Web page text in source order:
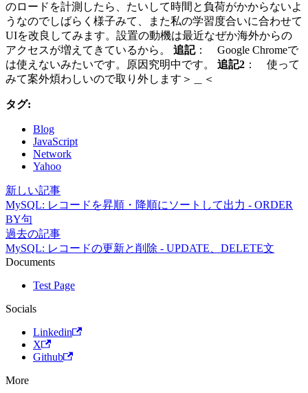
のロードを計測したら、たいして時間と負荷がかからないよ
うなのでしばらく様子みて、また私の学習度合いに合わせて
UIを改良してみます。設置の動機は最近なぜか海外からの
アクセスが増えてきているから。 追記： Google Chromeで
は使えないみたいです。原因究明中です。 追記2 ： 使って
みて案外煩わしいので取り外します＞＿＜
タグ:
Blog
JavaScript
Network
Yahoo
新しい記事
MySQL: レコードを昇順・降順にソートして出力 - ORDER
BY句
過去の記事
MySQL: レコードの更新と削除 - UPDATE、DELETE文
Documents
Test Page
Socials
Linkedin
X
Github
More